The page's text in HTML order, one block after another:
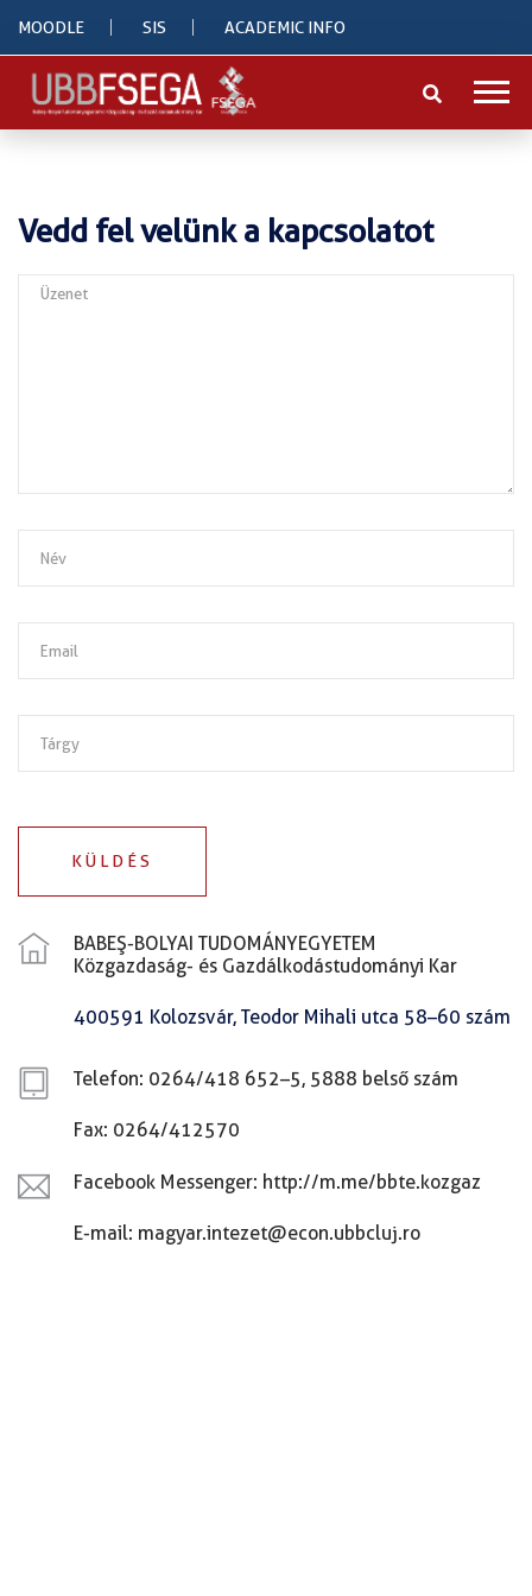
MOODLE SIS ACADEMIC INFO
Vedd fel velünk a kapcsolatot
KÜLDÉS
BABEŞ-BOLYAI TUDOMÁNYEGYETEM
Közgazdaság- és Gazdálkodástudományi Kar
400591 Kolozsvár, Teodor Mihali utca 58–60 szám
Telefon: 0264/418 652–5, 5888 belső szám
Fax: 0264/412570
Facebook Messenger: http://m.me/bbte.kozgaz
E-mail: magyar.intezet@econ.ubbcluj.ro